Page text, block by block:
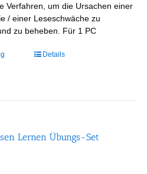
Verfahren, um die Ursachen einer
/ einer Leseschwäche zu
zu beheben. Für 1 PC
Dieses
Optionen
Details
Lernen Übungs-Set